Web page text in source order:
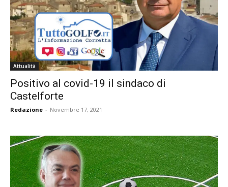
Attualità
Positivo al covid-19 il sindaco di
Castelforte
Redazione - Novembre 17, 2021